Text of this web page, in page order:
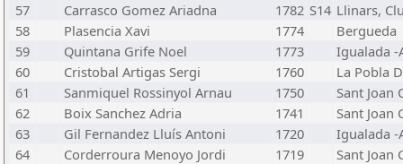
57
Carrasco Gomez Ariadna 1782 S14 Llinars,
58
Plasencia Xavi 1774
Bergueda
59
Quintana Grife Noel 1773
Igualada -
60
Cristobal Artigas Sergi 1760
La Pobla
61
Sanmiquel Rossinyol Arnau 1750
Sant Joan
62
Boix Sanchez Adria 1741
Sant Joan
63
Gil Fernandez Lluís Antoni 1720
Igualada -
64
Corderroura Menoyo Jordi 1719
Sant Joan